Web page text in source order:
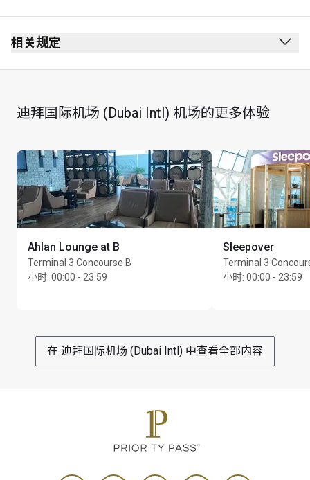
相关规定
最长逗留时间：3 小时
迪拜国际机场 (Dubai Intl) 机场的更多体验
Ahlan Lounge at B
Terminal 3 Concourse B
小时: 00:00 - 23:59
Sleepover
Terminal 3
小时: 00:00 - 23:59
在 迪拜国际机场 (Dubai Intl) 中查看全部内容